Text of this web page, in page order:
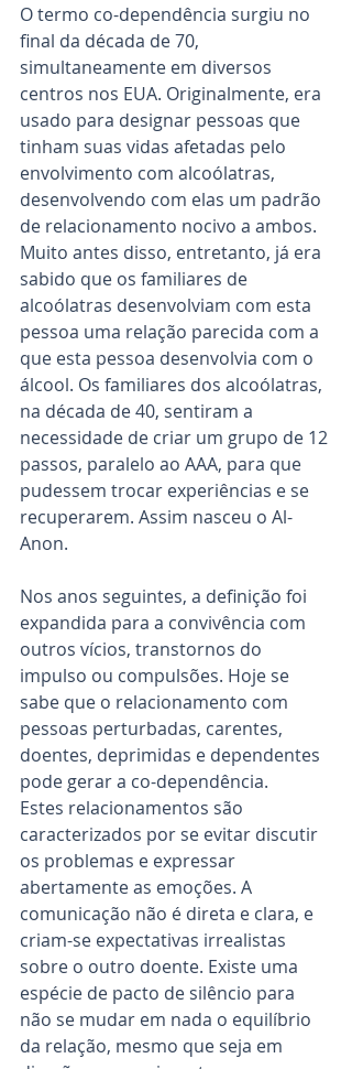
O termo co-dependência surgiu no
final da década de 70,
simultaneamente em diversos
centros nos EUA. Originalmente, era
usado para designar pessoas que
tinham suas vidas afetadas pelo
envolvimento com alcoólatras,
desenvolvendo com elas um padrão
de relacionamento nocivo a ambos.
Muito antes disso, entretanto, já era
sabido que os familiares de
alcoólatras desenvolviam com esta
pessoa uma relação parecida com a
que esta pessoa desenvolvia com o
álcool. Os familiares dos alcoólatras,
na década de 40, sentiram a
necessidade de criar um grupo de 12
passos, paralelo ao AAA, para que
pudessem trocar experiências e se
recuperarem. Assim nasceu o Al-
Anon.
Nos anos seguintes, a definição foi
expandida para a convivência com
outros vícios, transtornos do
impulso ou compulsões. Hoje se
sabe que o relacionamento com
pessoas perturbadas, carentes,
doentes, deprimidas e dependentes
pode gerar a co-dependência.
Estes relacionamentos são
caracterizados por se evitar discutir
os problemas e expressar
abertamente as emoções. A
comunicação não é direta e clara, e
criam-se expectativas irrealistas
sobre o outro doente. Existe uma
espécie de pacto de silêncio para
não se mudar em nada o equilíbrio
da relação, mesmo que seja em